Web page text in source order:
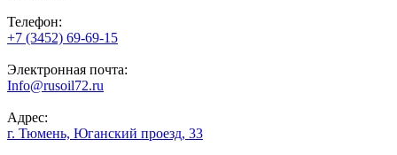
Телефон:
+7 (3452) 69-69-15
Электронная почта:
Info@rusoil72.ru
Адрес:
г. Тюмень, Юганский проезд, 33